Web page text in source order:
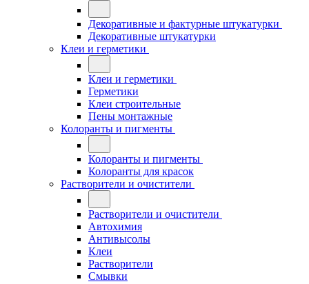
Декоративные и фактурные штукатурки
Декоративные штукатурки
Клеи и герметики
Клеи и герметики
Герметики
Клеи строительные
Пены монтажные
Колоранты и пигменты
Колоранты и пигменты
Колоранты для красок
Растворители и очистители
Растворители и очистители
Автохимия
Антивысолы
Клеи
Растворители
Смывки